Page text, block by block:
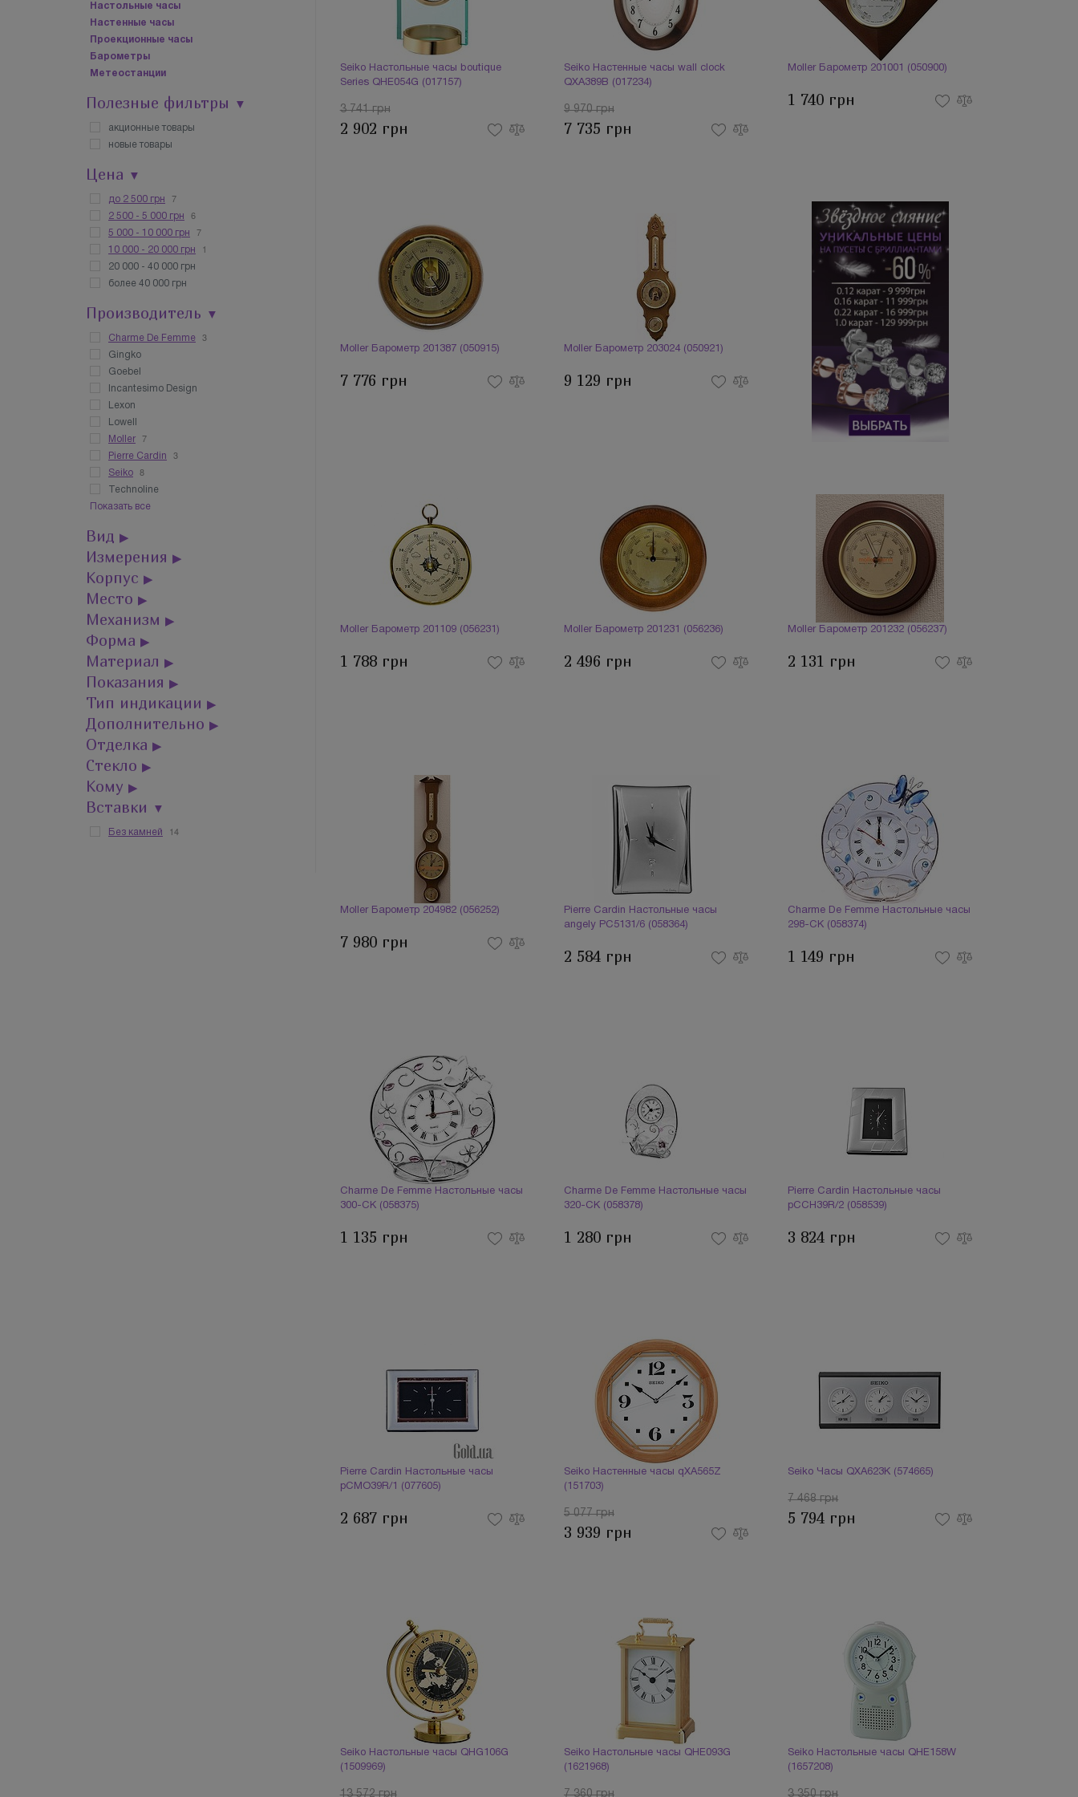
Настольные часы
Настенные часы
Проекционные часы
Барометры
Метеостанции
Полезные фильтры ▼
акционные товары
новые товары
Цена ▼
до 2 500 грн 7
2 500 - 5 000 грн 6
5 000 - 10 000 грн 7
10 000 - 20 000 грн 1
20 000 - 40 000 грн
более 40 000 грн
Производитель ▼
Charme De Femme 3
Gingko
Goebel
Incantesimo Design
Lexon
Lowell
Moller
7
Pierre Cardin 3
Seiko 8
Technoline
Показать все
Вид ▶
Измерения ▶
Корпус ▶
Место ▶
Механизм ▶
Форма ▶
Материал ▶
Показания ▶
Тип индикации ▶
Дополнительно ▶
Отделка ▶
Стекло ▶
Кому ▶
Вставки ▼
Без камней 14
Seiko Настольные часы boutique
Series QHE054G (017157)
3 741 грн
2 902 грн
Seiko Настенные часы wall clock
QXA389B (017234)
9 970 грн
7 735 грн
Moller Барометр 201001 (050900)
1 740 грн
Moller Барометр 201387 (050915)
7 776 грн
Moller Барометр 203024 (050921)
9 129 грн
Moller Барометр 201109 (056231)
1 788 грн
Moller Барометр 201231 (056236)
2 496 грн
Moller Барометр 201232 (056237)
2 131 грн
Moller Барометр 204982 (056252)
7 980 грн
Pierre Cardin Настольные часы
angely PC5131/6 (058364)
2 584 грн
Charme De Femme Настольные часы
298-CK (058374)
1 149 грн
Charme De Femme Настольные часы
300-CK (058375)
1 135 грн
Charme De Femme Настольные часы
320-CK (058378)
1 280 грн
Pierre Cardin Настольные часы
pCCH39R/2 (058539)
3 824 грн
Pierre Cardin Настольные часы
pCMO39R/1 (077605)
2 687 грн
Seiko Настенные часы qXA565Z
(151703)
5 077 грн
3 939 грн
Seiko Часы QXA623K (574665)
7 468 грн
5 794 грн
Seiko Настольные часы QHG106G
(1509969)
13 572 грн
Seiko Настольные часы QHE093G
(1621968)
7 360 грн
Seiko Настольные часы QHE158W
(1657208)
3 350 грн